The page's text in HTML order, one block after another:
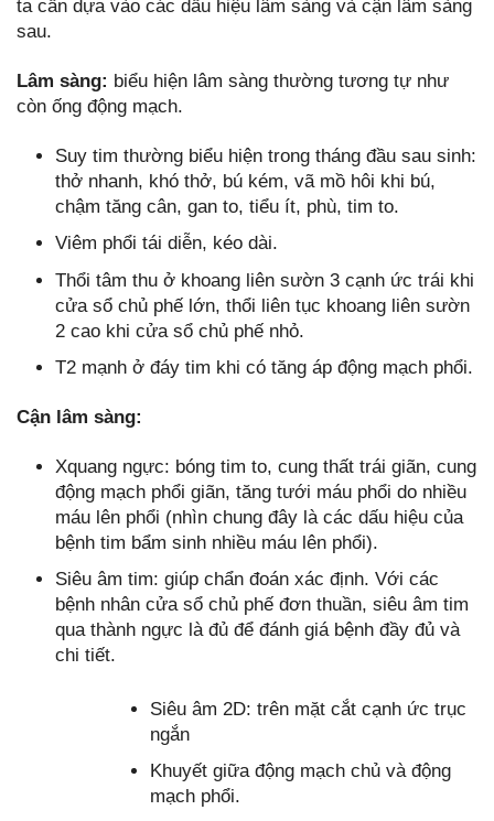
ta cần dựa vào các dấu hiệu lâm sàng và cận lâm sàng
sau.
Lâm sàng: biểu hiện lâm sàng thường tương tự như
còn ống động mạch.
Suy tim thường biểu hiện trong tháng đầu sau sinh:
thở nhanh, khó thở, bú kém, vã mồ hôi khi bú,
chậm tăng cân, gan to, tiểu ít, phù, tim to.
Viêm phổi tái diễn, kéo dài.
Thổi tâm thu ở khoang liên sườn 3 cạnh ức trái khi
cửa sổ chủ phế lớn, thổi liên tục khoang liên sườn
2 cao khi cửa sổ chủ phế nhỏ.
T2 mạnh ở đáy tim khi có tăng áp động mạch phổi.
Cận lâm sàng:
Xquang ngực: bóng tim to, cung thất trái giãn, cung
động mạch phổi giãn, tăng tưới máu phổi do nhiều
máu lên phổi (nhìn chung đây là các dấu hiệu của
bệnh tim bẩm sinh nhiều máu lên phổi).
Siêu âm tim: giúp chẩn đoán xác định. Với các
bệnh nhân cửa sổ chủ phế đơn thuần, siêu âm tim
qua thành ngực là đủ để đánh giá bệnh đầy đủ và
chi tiết.
Siêu âm 2D: trên mặt cắt cạnh ức trục
ngắn
Khuyết giữa động mạch chủ và động
mạch phổi.